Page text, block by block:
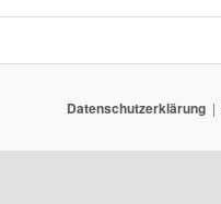
Datenschutzerklärung